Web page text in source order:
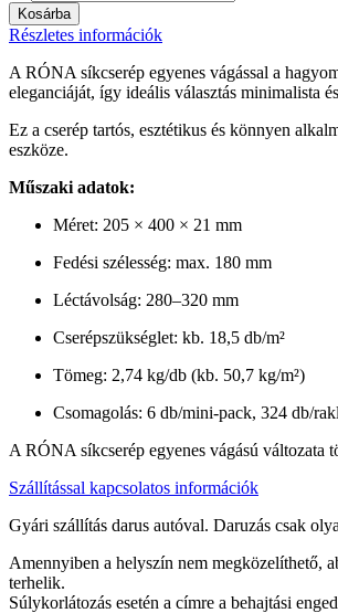
Kosárba
Részletes információk
A RÓNA síkcserép egyenes vágással a
eleganciáját, így ideális választás minimalista
Ez a cserép tartós, esztétikus és könnyen
eszköze.
Műszaki adatok:
Méret: 205 × 400 × 21 mm
Fedési szélesség: max. 180 mm
Léctávolság: 280–320 mm
Cserépszükséglet: kb. 18,5 db/m²
Tömeg: 2,74 kg/db (kb. 50,7 kg/m²)
Csomagolás: 6 db/mini-pack, 324 db/
A RÓNA síkcserép egyenes vágású változata
Szállítással kapcsolatos információk
Gyári szállítás darus autóval. Daruzás csak
Amennyiben a helyszín nem megközelíthető,
terhelik.
Súlykorlátozás esetén a címre a behajtási